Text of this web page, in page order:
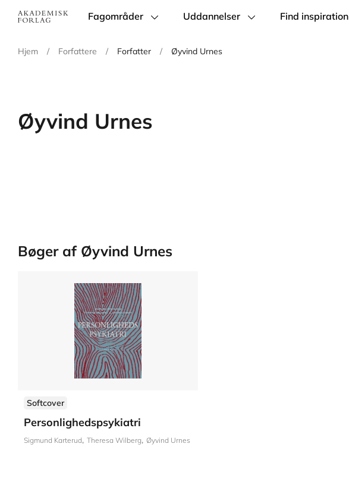
Main
Fagområder Uddannelser Find inspiration
Hjem / Forfattere / Forfatter / Øyvind Urnes
Øyvind Urnes
Bøger af Øyvind Urnes
Softcover
Personlighedspsykiatri
Sigmund Karterud Theresa Wilberg Øyvind Urnes